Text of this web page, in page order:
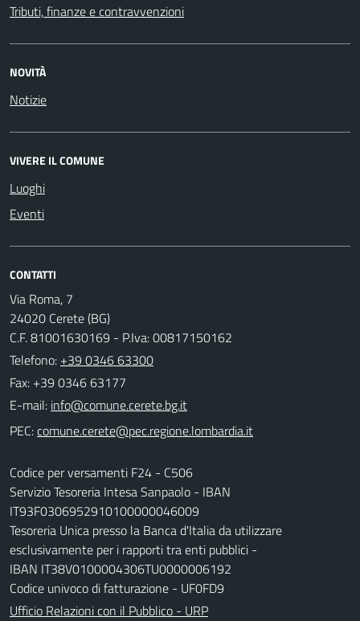
Tributi, finanze e contravvenzioni
NOVITÀ
Notizie
VIVERE IL COMUNE
Luoghi
Eventi
CONTATTI
Via Roma, 7
24020 Cerete (BG)
C.F. 81001630169 - P.Iva: 00817150162
Telefono: +39 0346 63300
Fax: +39 0346 63177
E-mail:
PEC:
Codice per versamenti F24 - C506
Servizio Tesoreria Intesa Sanpaolo - IBAN
IT93F0306952910100000046009
Tesoreria Unica presso la Banca d'Italia da utilizzare
esclusivamente per i rapporti tra enti pubblici -
IBAN IT38V0100004306TU0000006192
Codice univoco di fatturazione - UF0FD9
Ufficio Relazioni con il Pubblico - URP